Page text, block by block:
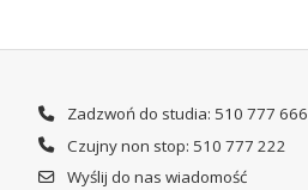
Zadzwoń do studia: 510 777 666
Czujny non stop: 510 777 222
Wyślij do nas wiadomość